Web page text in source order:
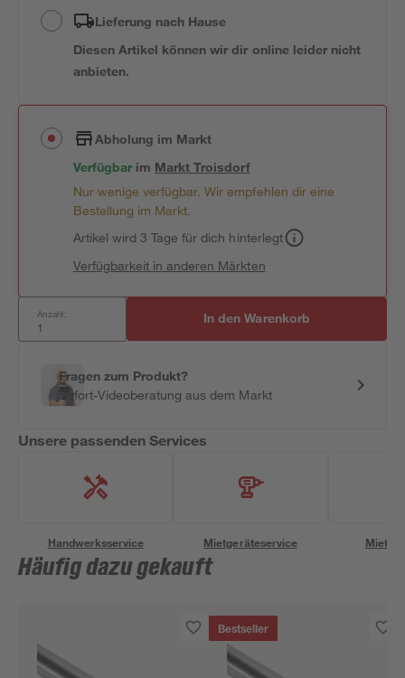
Lieferung nach Hause
Diesen Artikel können wir dir online leider nicht
anbieten.
Abholung im Markt
Verfügbar im MarktTroisdorf
Nur wenige verfügbar. Wir empfehlen dir eine
Bestellung im Markt.
Artikel wird 3 Tage für dich hinterlegt
Verfügbarkeit in anderen Märkten
Anzahl: In den Warenkorb
Fragen zum Produkt?
Sofort-Videoberatung aus dem Markt
Unsere passenden Services
Handwerksservice Mietgeräteservice
Häufig dazu gekauft
Bestseller